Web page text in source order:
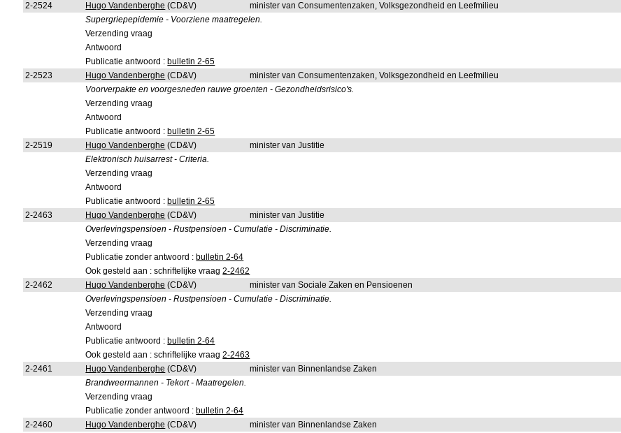
2-2524
Hugo Vandenberghe (CD&V)
minister van Consumentenzaken, Volksgezondheid en Leefmilieu
Supergriepepidemie - Voorziene maatregelen.
Verzending vraag
Antwoord
Publicatie antwoord : bulletin 2-65
2-2523
Hugo Vandenberghe (CD&V)
minister van Consumentenzaken, Volksgezondheid en Leefmilieu
Voorverpakte en voorgesneden rauwe groenten - Gezondheidsrisico's.
Verzending vraag
Antwoord
Publicatie antwoord : bulletin 2-65
2-2519
Hugo Vandenberghe (CD&V)
minister van Justitie
Elektronisch huisarrest - Criteria.
Verzending vraag
Antwoord
Publicatie antwoord : bulletin 2-65
2-2463
Hugo Vandenberghe (CD&V)
minister van Justitie
Overlevingspensioen - Rustpensioen - Cumulatie - Discriminatie.
Verzending vraag
Publicatie zonder antwoord : bulletin 2-64
Ook gesteld aan : schriftelijke vraag2-2462
2-2462
Hugo Vandenberghe (CD&V)
minister van Sociale Zaken en Pensioenen
Overlevingspensioen - Rustpensioen - Cumulatie - Discriminatie.
Verzending vraag
Antwoord
Publicatie antwoord : bulletin 2-64
Ook gesteld aan : schriftelijke vraag2-2463
2-2461
Hugo Vandenberghe (CD&V)
minister van Binnenlandse Zaken
Brandweermannen - Tekort - Maatregelen.
Verzending vraag
Publicatie zonder antwoord : bulletin 2-64
2-2460
Hugo Vandenberghe (CD&V)
minister van Binnenlandse Zaken